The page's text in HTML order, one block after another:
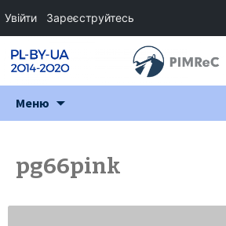
Меню
pg66pink
Увійти Зареєструйтесь